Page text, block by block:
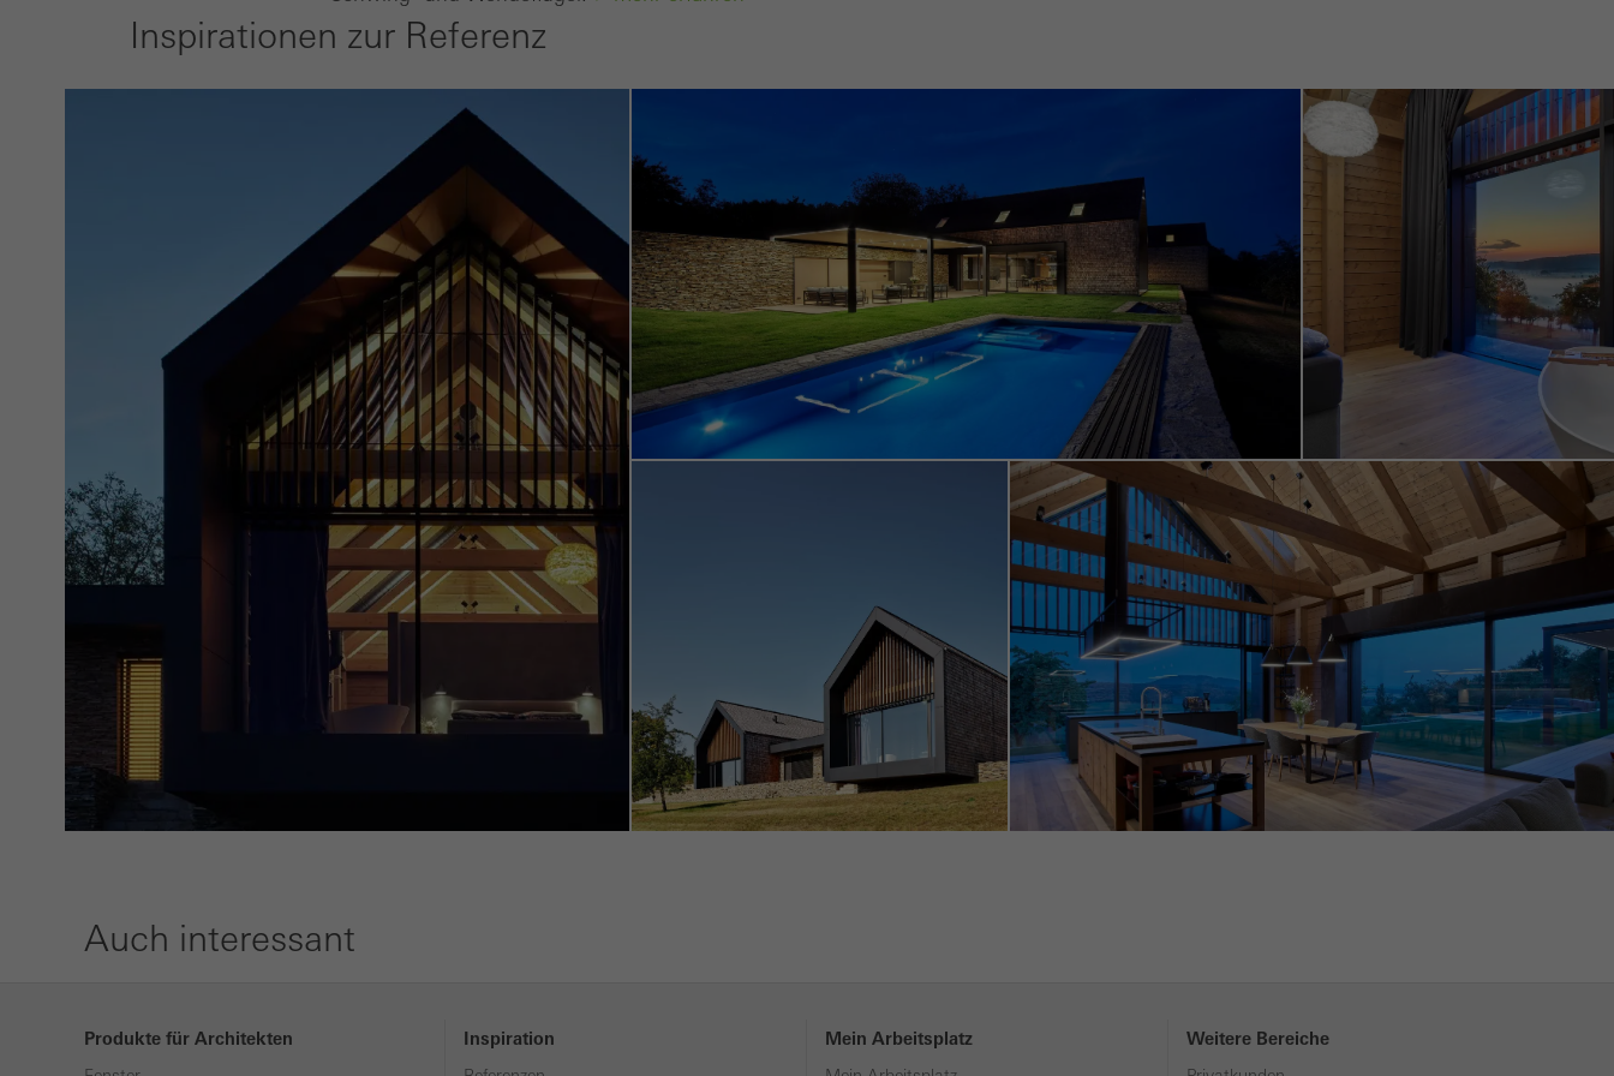
Inspirationen zur Referenz
Auch interessant
Produkte für Architekten
Inspiration
Mein Arbeitsplatz
Weitere Bereiche
Marketing / Drittanbieter Cookies
ansprechende Werbung für den einzelnen Nutzer anzuzeigen. Sie tun dies, indem sie
Besucher über Webseiten hinweg verfolgen. Dabei werden auch Dienste von
Drittanbietern eingebunden, die ihren Service eigenverantwortlich erbringen.
Abbrechen Speichern